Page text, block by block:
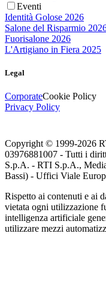
Eventi
Identità Golose 2026
Salone del Risparmio
Fuorisalone 2026
L'Artigiano in Fiera 2025
Legal
CorporateCookie Policy
Privacy Policy
Copyright © 1999-2026
03976881007 - Tutti i
S.p.A. - RTI S.p.A.,
Bassi) - Uffici Viale
Rispetto ai contenuti e ai
vietata ogni utilizzazione
intelligenza artificiale
utilizzare mezzi